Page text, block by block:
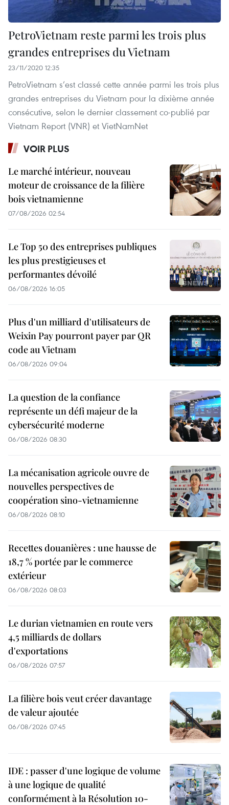
PetroVietnam reste parmi les trois plus
grandes entreprises du Vietnam
23/11/2020 12:35
PetroVietnam s’est classé cette année parmi les trois plus
grandes entreprises du Vietnam pour la dixième année
consécutive, selon le dernier classement co-publié par
Vietnam Report (VNR) et VietNamNet
VOIR PLUS
Le marché intérieur, nouveau
moteur de croissance de la filière
bois vietnamienne
07/08/2026 02:54
Le Top 50 des entreprises publiques
les plus prestigieuses et
performantes dévoilé
06/08/2026 16:05
Plus d'un milliard d'utilisateurs de
Weixin Pay pourront payer par QR
code au Vietnam
06/08/2026 09:04
La question de la confiance
représente un défi majeur de la
cybersécurité moderne
06/08/2026 08:30
La mécanisation agricole ouvre de
nouvelles perspectives de
coopération sino-vietnamienne
06/08/2026 08:10
Recettes douanières : une hausse de
18,7 % portée par le commerce
extérieur
06/08/2026 08:03
Le durian vietnamien en route vers
4,5 milliards de dollars
d'exportations
06/08/2026 07:57
La filière bois veut créer davantage
de valeur ajoutée
06/08/2026 07:45
IDE : passer d'une logique de volume
à une logique de qualité
conformément à la Résolution 10-